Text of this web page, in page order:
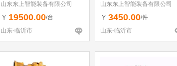
山东东上智能装备有限公司
￥ 19500.00/台
山东-临沂市
山东东上智能装备有限公司
￥ 3450.00/件
山东-临沂市